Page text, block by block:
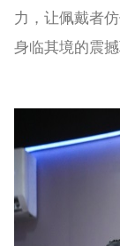
力，让佩戴者
身临其境的震撼